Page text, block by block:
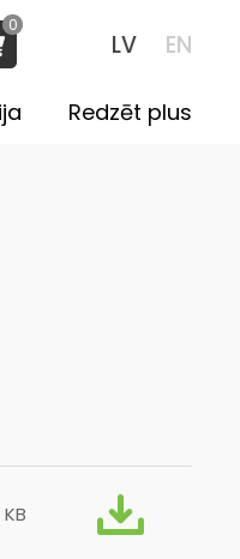
LV EN
0
Redzēt plus
KB